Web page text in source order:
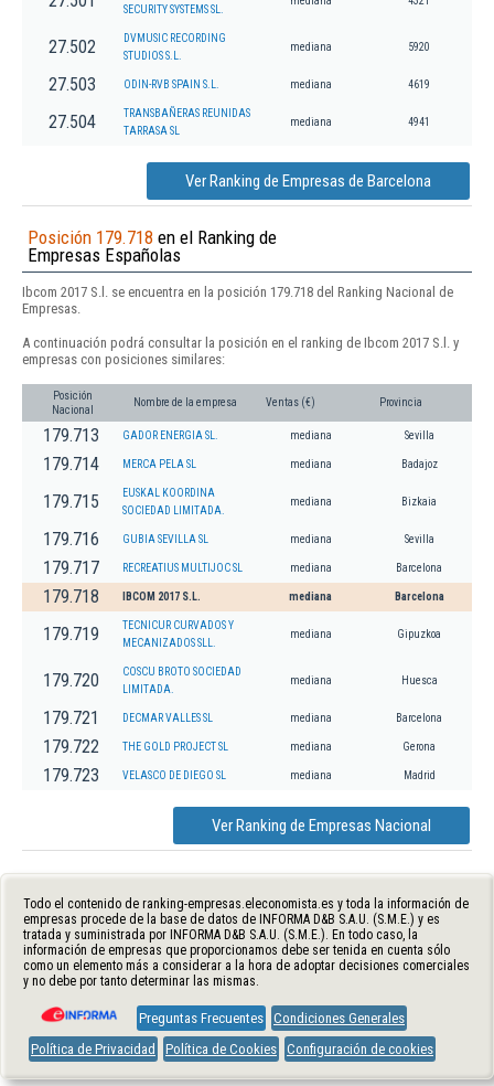
SECURITY SYSTEMS SL.
27.502
DVMUSIC RECORDING
STUDIOS S.L.
mediana 5920
27.503 ODIN-RVB SPAIN S.L. mediana 4619
27.504
TRANSBAÑERAS REUNIDAS
TARRASA SL
mediana 4941
Ver Ranking de Empresas de Barcelona
Posición 179.718 en el Ranking de
Empresas Españolas
Ibcom 2017 S.l. se encuentra en la posición 179.718 del Ranking Nacional de
Empresas.
A continuación podrá consultar la posición en el ranking de Ibcom 2017 S.l. y
empresas con posiciones similares:
Posición
Nacional
Nombre de la empresa Ventas (€) Provincia
179.713 GADOR ENERGIA SL. mediana Sevilla
179.714 MERCA PELA SL mediana Badajoz
179.715
EUSKAL KOORDINA
SOCIEDAD LIMITADA.
mediana Bizkaia
179.716 GUBIA SEVILLA SL mediana Sevilla
179.717 RECREATIUS MULTIJOC SL mediana Barcelona
179.718 IBCOM 2017 S.L. mediana Barcelona
179.719
TECNICUR CURVADOS Y
MECANIZADOS SLL.
mediana Gipuzkoa
179.720
COSCU BROTO SOCIEDAD
LIMITADA.
mediana Huesca
179.721 DECMAR VALLES SL mediana Barcelona
179.722 THE GOLD PROJECT SL mediana Gerona
179.723 VELASCO DE DIEGO SL mediana Madrid
Ver Ranking de Empresas Nacional
Todo el contenido de ranking-empresas.eleconomista.es y toda la información de
empresas procede de la base de datos de INFORMA D&B S.A.U. (S.M.E.) y es
tratada y suministrada por INFORMA D&B S.A.U. (S.M.E.). En todo caso, la
información de empresas que proporcionamos debe ser tenida en cuenta sólo
como un elemento más a considerar a la hora de adoptar decisiones comerciales
y no debe por tanto determinar las mismas.
Preguntas Frecuentes Condiciones Generales
Política de Privacidad
Política de Cookies Configuración de cookies